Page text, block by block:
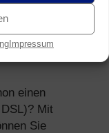
Impressum
in
einen
Mit
Sie